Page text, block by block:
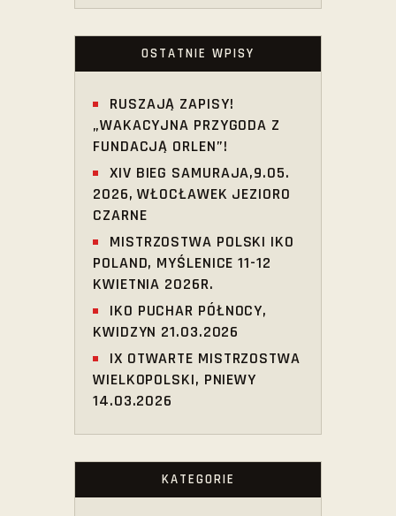
OSTATNIE WPISY
RUSZAJĄ ZAPISY!
„WAKACYJNA PRZYGODA Z
FUNDACJĄ ORLEN”!
XIV BIEG SAMURAJA,9.05.
2026, WŁOCŁAWEK JEZIORO
CZARNE
MISTRZOSTWA POLSKI IKO
POLAND, MYŚLENICE 11-12
KWIETNIA 2026R.
IKO PUCHAR PÓŁNOCY,
KWIDZYN 21.03.2026
IX OTWARTE MISTRZOSTWA
WIELKOPOLSKI, PNIEWY
14.03.2026
KATEGORIE